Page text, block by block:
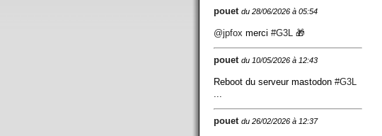
pouet du 28/06/2026 à 05:54
@jpfox merci #G3L 🎁
pouet du 10/05/2026 à 12:43
Reboot du serveur mastodon #G3L
pouet du 26/02/2026 à 12:37